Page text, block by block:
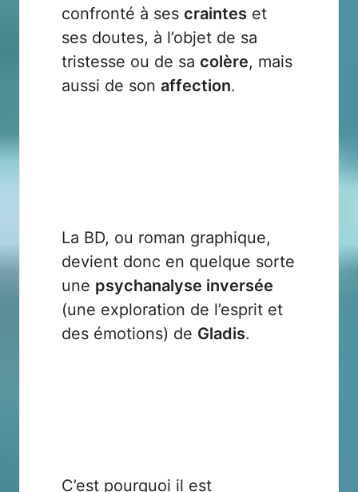
confronté à ses craintes et
ses doutes, à l’objet de sa
tristesse ou de sa colère, mais
aussi de son affection.
La BD, ou roman graphique,
devient donc en quelque sorte
une psychanalyse inversée
(une exploration de l’esprit et
des émotions) de Gladis.
C’est pourquoi il est